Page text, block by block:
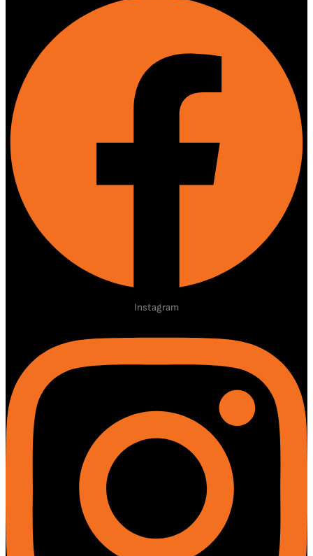
Instagram